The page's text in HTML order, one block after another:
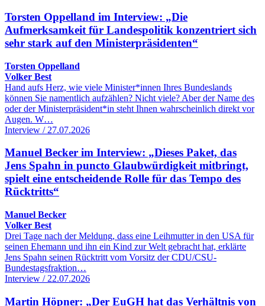
Torsten Oppelland im Interview: „Die
Aufmerksamkeit für Landespolitik konzentriert sich
sehr stark auf den Ministerpräsidenten“
Torsten Oppelland
Volker Best
Hand aufs Herz, wie viele Minister*innen Ihres Bundeslands
können Sie namentlich aufzählen? Nicht viele? Aber der Name des
oder der Ministerpräsident*in steht Ihnen wahrscheinlich direkt vor
Augen. W…
Interview / 27.07.2026
Manuel Becker im Interview: „Dieses Paket, das
Jens Spahn in puncto Glaubwürdigkeit mitbringt,
spielt eine entscheidende Rolle für das Tempo des
Rücktritts“
Manuel Becker
Volker Best
Drei Tage nach der Meldung, dass eine Leihmutter in den USA für
seinen Ehemann und ihn ein Kind zur Welt gebracht hat, erklärte
Jens Spahn seinen Rücktritt vom Vorsitz der CDU/CSU-
Bundestagsfraktion…
Interview / 22.07.2026
Martin Höpner: „Der EuGH hat das Verhältnis von